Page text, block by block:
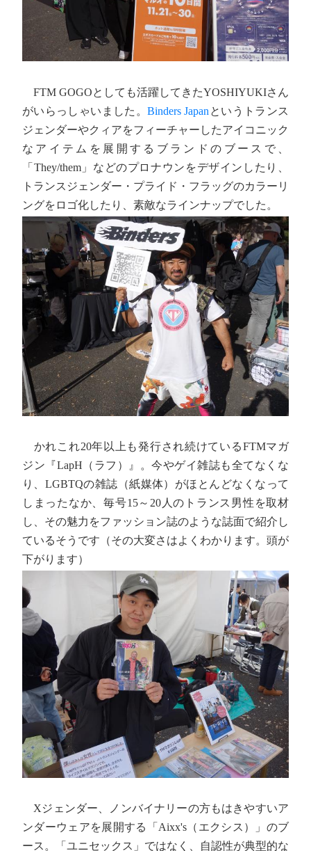
FTM GOGOとしても活躍してきたYOSHIYUKIさん
がいらっしゃいました。Binders Japan というトランス
ジェンダーやクィアをフィーチャーしたアイコニック
なアイテムを展開するブランドのブースで、
「They/them」などのプロナウンをデザインしたり、
トランスジェンダー・プライド・フラッグのカラーリ
ングをロゴ化したり、素敵なラインナップでした。
かれこれ20年以上も発行され続けているFTMマガ
ジン『LapH（ラフ）』。今やゲイ雑誌も全てなくな
り、LGBTQの雑誌（紙媒体）がほとんどなくなって
しまったなか、毎号15～20人のトランス男性を取材
し、その魅力をファッション誌のような誌面で紹介し
ているそうです（その大変さはよくわかります。頭が
下がります）
Xジェンダー、ノンバイナリーの方もはきやすいア
ンダーウェアを展開する「Aixx's（エクシス）」のブ
ース。「ユニセックス」ではなく、自認性が典型的な